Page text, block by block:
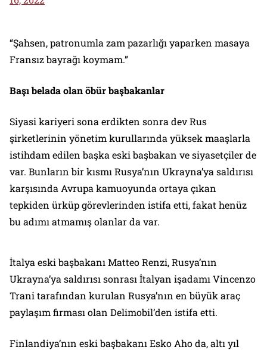
“Şahsen, patronumla zam pazarlığı yaparken masaya
Fransız bayrağı koymam.”
Başı belada olan öbür başbakanlar
Siyasi kariyeri sona erdikten sonra dev Rus
şirketlerinin yönetim kurullarında yüksek maaşlarla
istihdam edilen başka eski başbakan ve siyasetçiler de
var. Bunların bir kısmı Rusya’nın Ukrayna’ya saldırısı
karşısında Avrupa kamuoyunda ortaya çıkan
tepkiden ürküp görevlerinden istifa etti, fakat henüz
bu adımı atmamış olanlar da var.
İtalya eski başbakanı Matteo Renzi, Rusya’nın
Ukrayna’ya saldırısı sonrası İtalyan işadamı Vincenzo
Trani tarafından kurulan Rusya’nın en büyük araç
paylaşım firması olan Delimobil’den istifa etti.
Finlandiya’nın eski başbakanı Esko Aho da, altı yıl